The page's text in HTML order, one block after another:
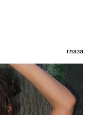
глаза